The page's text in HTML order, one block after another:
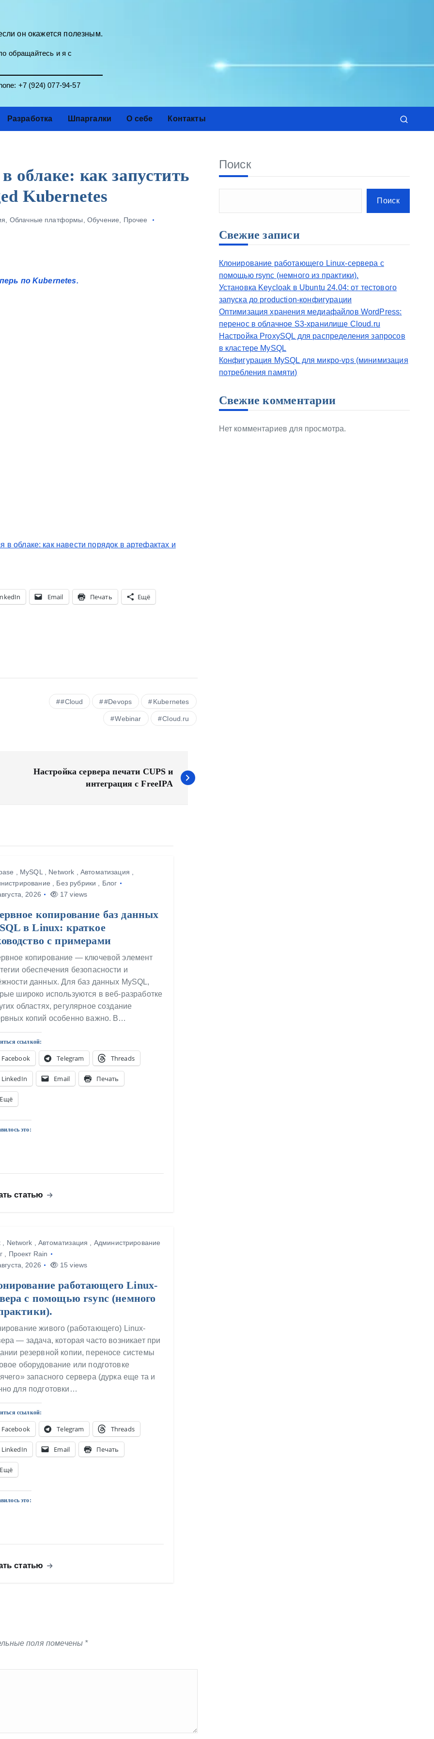
он окажется полезным.
обращайтесь и я с
+7 (924) 077-94-57
Разработка Шпаргалки О себе Контакты
облаке: как запустить
Kubernetes
Облачные платформы Обучение
Прочее
по Kubernetes.
облаке: как навести порядок в артефактах и
Email Печать Ещё
#Cloud #Devops Kubernetes
Webinar Сloud.ru
Настройка сервера печати CUPS и
интеграция с FreeIPA
MySQL Network Автоматизация
Без рубрики
Блог
2026
17 views
копирование баз данных
в Linux: краткое
с примерами
копирование — ключевой элемент
обеспечения безопасности и
данных. Для баз данных MySQL,
широко используются в веб-разработке
областях, регулярное создание
копий особенно важно. В…
ссылкой:
Facebook Telegram Threads
LinkedIn Email Печать
Ещё
это:
статью
Network ,Автоматизация
Администрирование
Проект Rain
2026
15 views
работающего Linux-
с помощью rsync (немного
живого (работающего) Linux-
— задача, которая часто возникает при
резервной копии, переносе системы
оборудование или подготовке
запасного сервера (дурка еще та и
для подготовки…
ссылкой:
Facebook Telegram Threads
LinkedIn Email Печать
Ещё
это:
статью
поля помечены *
Поиск
Поиск
Свежие записи
Клонирование работающего Linux-сервера с
помощью rsync (немного из практики).
Установка Keycloak в Ubuntu 24.04: от тестового
запуска до production-конфигурации
Оптимизация хранения медиафайлов WordPress:
перенос в облачное S3-хранилище Cloud.ru
Настройка ProxySQL для распределения запросов
в кластере MySQL
Конфигурация MySQL для микро-vps (минимизация
потребления памяти)
Свежие комментарии
Нет комментариев для просмотра.